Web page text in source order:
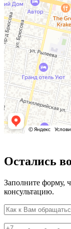
Остались
Заполните форму,
консультацию.